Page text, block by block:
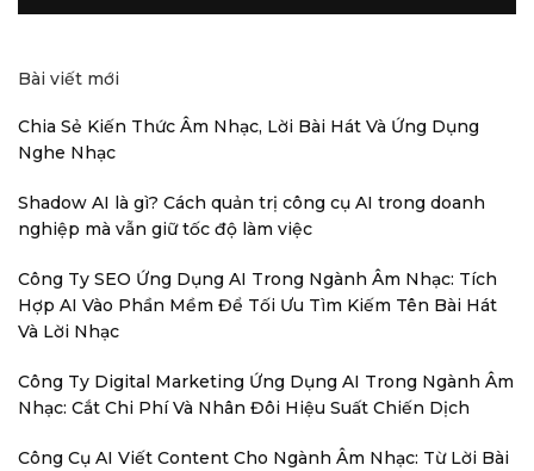
Bài viết mới
Chia Sẻ Kiến Thức Âm Nhạc, Lời Bài Hát Và Ứng Dụng
Nghe Nhạc
Shadow AI là gì? Cách quản trị công cụ AI trong doanh
nghiệp mà vẫn giữ tốc độ làm việc
Công Ty SEO Ứng Dụng AI Trong Ngành Âm Nhạc: Tích
Hợp AI Vào Phần Mềm Để Tối Ưu Tìm Kiếm Tên Bài Hát
Và Lời Nhạc
Công Ty Digital Marketing Ứng Dụng AI Trong Ngành Âm
Nhạc: Cắt Chi Phí Và Nhân Đôi Hiệu Suất Chiến Dịch
Công Cụ AI Viết Content Cho Ngành Âm Nhạc: Từ Lời Bài